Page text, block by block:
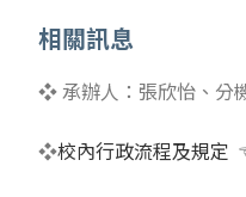
相關訊息
❖承辦人：張欣怡、分
❖校內行政流程及規定